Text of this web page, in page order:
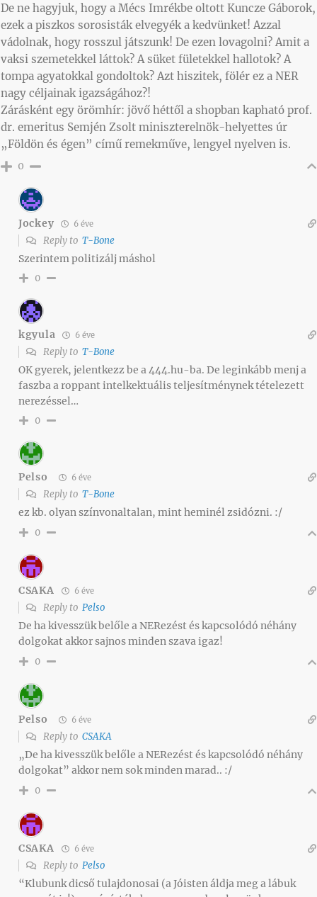
De ne hagyjuk, hogy a Mécs Imrékbe oltott Kuncze Gáborok,
ezek a piszkos sorosisták elvegyék a kedvünket! Azzal
vádolnak, hogy rosszul játszunk! De ezen lovagolni? Amit a
vaksi szemetekkel láttok? A süket fületekkel hallotok? A
tompa agyatokkal gondoltok? Azt hiszitek, fölér ez a NER
nagy céljainak igazságához?!
Zárásként egy örömhír: jövő héttől a shopban kapható prof.
dr. emeritus Semjén Zsolt miniszterelnök-helyettes úr
„Földön és égen” című remekműve, lengyel nyelven is.
0
Jockey 6 éve
Reply to T-Bone
Szerintem politizálj máshol
0
kgyula 6 éve
Reply to T-Bone
OK gyerek, jelentkezz be a 444.hu-ba. De leginkább menj a
faszba a roppant intelkektuális teljesítménynek tételezett
nerezéssel…
0
Pelso 6 éve
Reply to T-Bone
ez kb. olyan színvonaltalan, mint heminél zsidózni. :/
0
CSAKA 6 éve
Reply to Pelso
De ha kivesszük belőle a NERezést és kapcsolódó néhány
dolgokat akkor sajnos minden szava igaz!
0
Pelso 6 éve
Reply to CSAKA
„De ha kivesszük belőle a NERezést és kapcsolódó néhány
dolgokat” akkor nem sok minden marad.. :/
0
CSAKA 6 éve
Reply to Pelso
“Klubunk dicső tulajdonosai (a Jóisten áldja meg a lábuk